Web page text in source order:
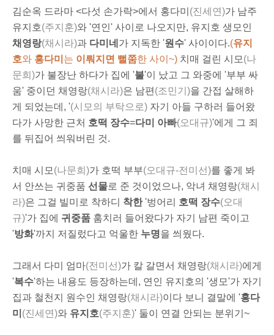
김순옥 드라마 <다섯 손가락>에서 홍다미 (진세연)가 남주
유지호(주지훈)와 '연인' 사이로 나오지만, 유지호 생모인
채영랑(채시라)과 다미네 가 지독한 '원수' 사이이다.(유지
호와 홍다미 는 이뤄지면 뻘쭘한 사이~) 치매 걸린 시모 (나
문희)가 불장난 하다가 집에 '불'이 났고 그 와중에 '부부 싸
움' 중이던 채영랑(채시라)은 남편 (조민기)을 간접 살해하
게 되었는데, '(시모의 부탁으로) 자기 아들 구하러 들어왔
다가 사망한 근처 호떡 장수=다미 아빠(오대규)'에게 그 죄
를 뒤집어 씌워버린 것.
치매 시모 (나문희)가 호떡 부부(오대규-전미선)를 좋게 봐
서 안쓰는 귀중품 선물로 준 것이었으나, 악녀 채영랑(채시
라)은 그걸 빌미로 착하디 착한'벙어리 호떡 장수(오대
규)'가 집에 귀중품 훔치러 들어왔다가 자기 남편 죽이고
'방화'까지 저질렀다고 억울한 누명을 씌웠다.
그래서 다미 엄마(전미선)가 칼 갈면서 채영랑(채시라)에게
'복수'하는 내용도 등장하는데, 연인 유지호의 '생모'가 자기
집과 철천지 원수인 채영랑(채시라)이다 보니 결말에 '홍다
미 (진세연)와 유지호(주지훈)' 둘이 연결 안되는 분위기~